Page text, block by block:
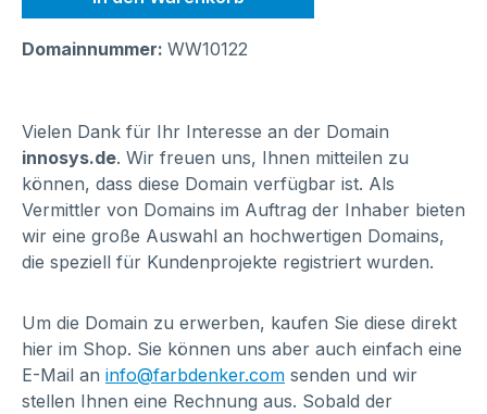
Domainnummer: WW10122
Vielen Dank für Ihr Interesse an der Domain
innosys.de. Wir freuen uns, Ihnen mitteilen zu
können, dass diese Domain verfügbar ist. Als
Vermittler von Domains im Auftrag der Inhaber bieten
wir eine große Auswahl an hochwertigen Domains,
die speziell für Kundenprojekte registriert wurden.
Um die Domain zu erwerben, kaufen Sie diese direkt
hier im Shop. Sie können uns aber auch einfach eine
E-Mail an info@farbdenker.com senden und wir
stellen Ihnen eine Rechnung aus. Sobald der